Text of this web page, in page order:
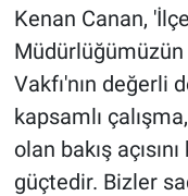
Kenan Canan,
Vakfı'nın değerli
kapsamlı
olan bakış
güçtedir. Bizler